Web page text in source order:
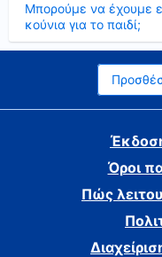
Μπορούμε να έχουμε
κούνια για το παιδί;
Όροι
Πώς